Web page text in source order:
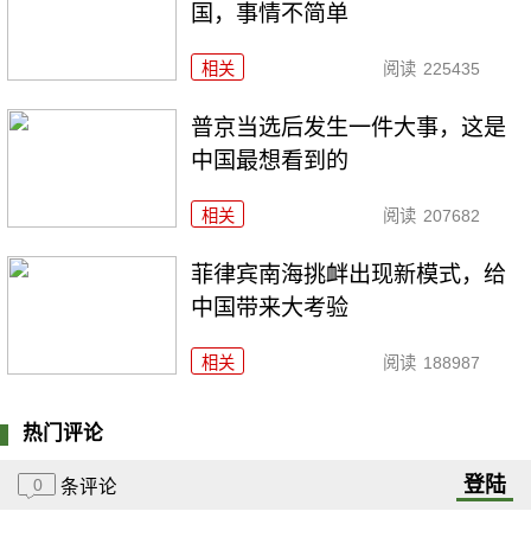
国，事情不简单
相关 阅读 225435
普京当选后发生一件大事，这是
中国最想看到的
相关 阅读 207682
菲律宾南海挑衅出现新模式，给
中国带来大考验
相关 阅读 188987
热门评论
0 条评论 登陆